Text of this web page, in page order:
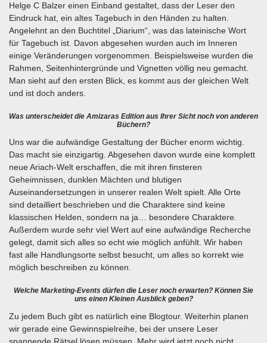
Helge C Balzer einen Einband gestaltet, dass der Leser den
Eindruck hat, ein altes Tagebuch in den Händen zu halten.
Angelehnt an den Buchtitel „Diarium“, was das lateinische Wort
für Tagebuch ist. Davon abgesehen wurden auch im Inneren
einige Veränderungen vorgenommen. Beispielsweise wurden die
Rahmen, Seitenhintergründe und Vignetten völlig neu gemacht.
Man sieht auf den ersten Blick, es kommt aus der gleichen Welt
und ist doch anders.
Was unterscheidet die Amizaras Edition aus Ihrer Sicht noch von anderen
Büchern?
Uns war die aufwändige Gestaltung der Bücher enorm wichtig.
Das macht sie einzigartig. Abgesehen davon wurde eine komplett
neue Ariach-Welt erschaffen, die mit ihren finsteren
Geheimnissen, dunklen Mächten und blutigen
Auseinandersetzungen in unserer realen Welt spielt. Alle Orte
sind detailliert beschrieben und die Charaktere sind keine
klassischen Helden, sondern na ja… besondere Charaktere.
Außerdem wurde sehr viel Wert auf eine aufwändige Recherche
gelegt, damit sich alles so echt wie möglich anfühlt. Wir haben
fast alle Handlungsorte selbst besucht, um alles so korrekt wie
möglich beschreiben zu können.
Welche Marketing-Events dürfen die Leser noch erwarten? Können Sie
uns einen Kleinen Ausblick geben?
Zu jedem Buch gibt es natürlich eine Blogtour. Weiterhin planen
wir gerade eine Gewinnspielreihe, bei der unsere Leser